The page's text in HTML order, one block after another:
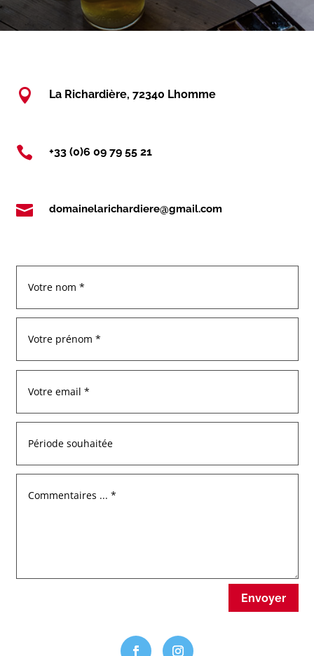
 La Richardière, 72340 Lhomme
 +33 (0)6 09 79 55 21
 domainelarichardiere@gmail.com
Envoyer